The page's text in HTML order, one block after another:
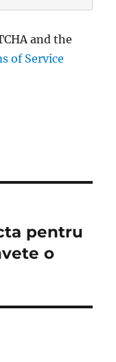
and the
of Service
pentru
o